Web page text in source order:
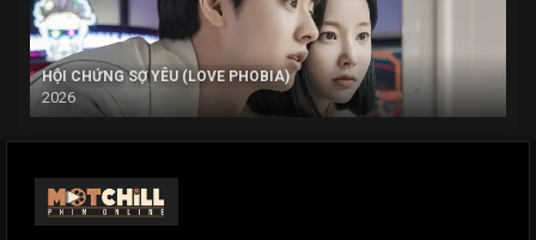
HỘI CHỨNG SỢ YÊU (LOVE PHOBIA)
2026